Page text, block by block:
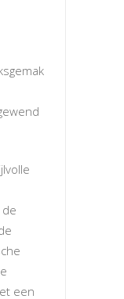
een